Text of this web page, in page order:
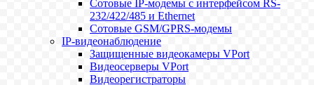
Сотовые IP-модемы с интерфейсом RS-
232/422/485 и Ethernet
Сотовые GSM/GPRS-модемы
IP-видеонаблюдение
Защищенные видеокамеры VPort
Видеосерверы VPort
Видеорегистраторы